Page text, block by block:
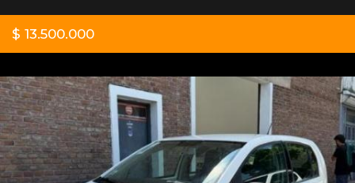
$ 13.500.000